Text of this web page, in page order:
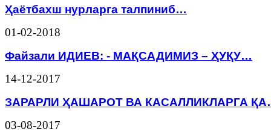
Ҳаётбахш нурларга талпиниб…
01-02-2018
Файзали ИДИЕВ: - МАҚСАДИМИЗ – ҲУҚУ…
14-12-2017
ЗАРАРЛИ ҲАШАРОТ ВА КАСАЛЛИКЛАРГА
03-08-2017